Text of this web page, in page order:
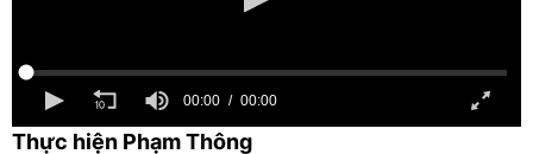
00:00 00:00
Thực hiện Phạm Thông